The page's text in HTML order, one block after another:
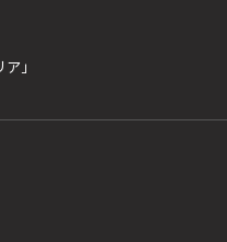
」